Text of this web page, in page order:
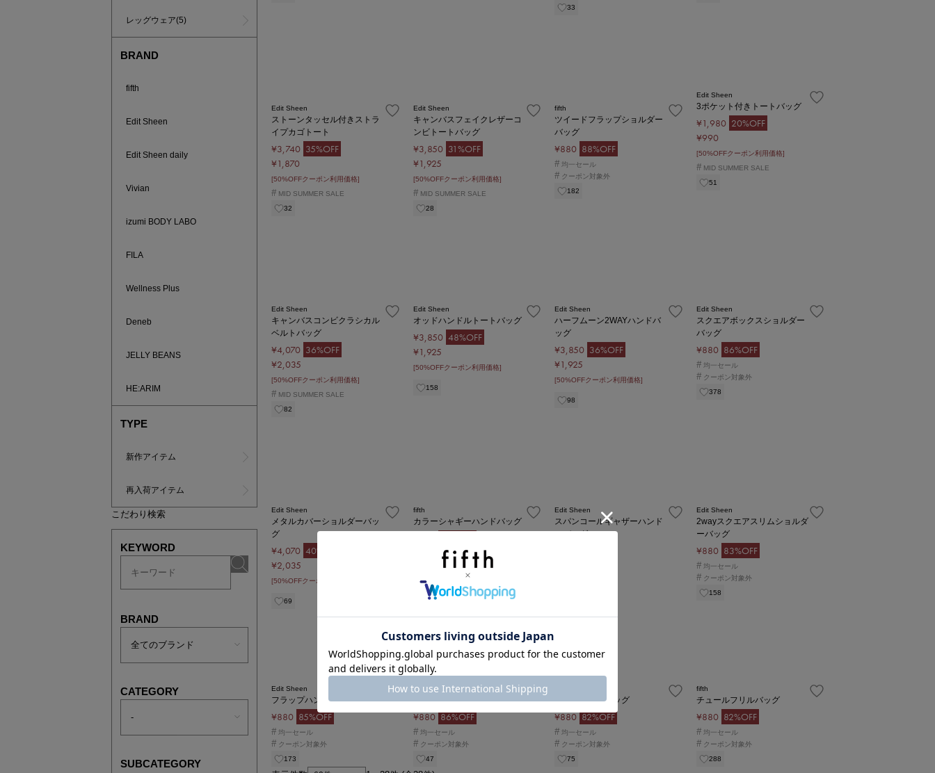
レッグウェア(5)
BRAND
fifth
Edit Sheen
Edit Sheen daily
Vivian
izumi BODY LABO
FILA
Wellness Plus
Deneb
JELLY BEANS
HE:ARIM
TYPE
新作アイテム
再入荷アイテム
こだわり検索
KEYWORD
BRAND
CATEGORY
SUBCATEGORY
33
Edit Sheen
ストーンタッセル付きストラ
イプカゴトート
¥3,740 35%OFF
¥1,870
[50%OFFクーポン利用価格]
# MID SUMMER SALE
32
Edit Sheen
キャンバスフェイクレザーコ
ンビトートバッグ
¥3,850 31%OFF
¥1,925
[50%OFFクーポン利用価格]
# MID SUMMER SALE
28
fifth
ツイードフラップショルダー
バッグ
¥880 88%OFF
# 均一セール
# クーポン対象外
182
Edit Sheen
3ポケット付きトートバッグ
¥1,980 20%OFF
¥990
[50%OFFクーポン利用価格]
# MID SUMMER SALE
51
Edit Sheen
キャンバスコンビクラシカル
ベルトバッグ
¥4,070 36%OFF
¥2,035
[50%OFFクーポン利用価格]
# MID SUMMER SALE
82
Edit Sheen
オッドハンドルトートバッグ
¥3,850 48%OFF
¥1,925
[50%OFFクーポン利用価格]
158
Edit Sheen
ハーフムーン2WAYハンドバ
ッグ
¥3,850 36%OFF
¥1,925
[50%OFFクーポン利用価格]
98
Edit Sheen
スクエアボックスショルダー
バッグ
¥880 86%OFF
# 均一セール
# クーポン対象外
378
Edit Sheen
メタルカバーショルダーバッ
グ
¥4,070 40%OFF
¥2,035
[50%OFFクーポン利用価格]
69
fifth
カラーシャギーハンドバッグ
均一セール
クーポン対象外
201
Edit Sheen
スパンコールギャザーハンド
ルバッグ
Edit Sheen
2wayスクエアスリムショルダ
ーバッグ
¥880 83%OFF
# 均一セール
# クーポン対象外
158
Edit Sheen
フラップハンドバッグ
¥880 85%OFF
# 均一セール
# クーポン対象外
173
fifth
チュールドロストバッグ
¥880 86%OFF
# 均一セール
# クーポン対象外
47
チュールミニバッグ
¥880 82%OFF
# 均一セール
# クーポン対象外
75
fifth
チュールフリルバッグ
¥880 82%OFF
# 均一セール
# クーポン対象外
288